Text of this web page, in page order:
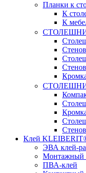
Планки к
К
К
Клей
ЭВА клей-
Монтажный
ПВА-клей